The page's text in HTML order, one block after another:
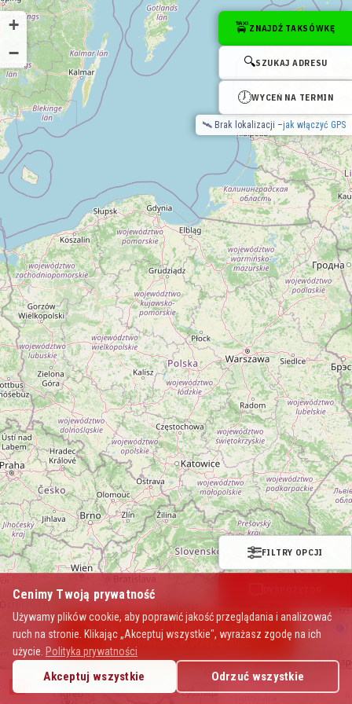
🚖ZNAJDŹ TAKSÓWKĘ
🔍SZUKAJ ADRESU
🕖WYCEŃ NA TERMIN
🛰 Brak lokalizacji –jak włączyć GPS
+
−
Mapa Polskich Taksówek
Cenimy Twoją prywatność
Używamy plików cookie, aby poprawić jakość przeglądania i analizować
ruch na stronie. Klikając „Akceptuj wszystkie", wyrażasz zgodę na ich
użycie. Polityka prywatności
Akceptuj wszystkie Odrzuć wszystkie
Sprawdź dostępne taksówki w okolicy (na żywo):
Taxi Warszawa
Taxi Kraków Taxi Wrocław Taxi Łódź
Taxi Szczecin
Dostępne taksówki w Twojej okolicy →
🛰 Brak dostępu do lokalizacji – sprawdź
uprawnienia GPS w przeglądarce.
FILTRY OPCJI